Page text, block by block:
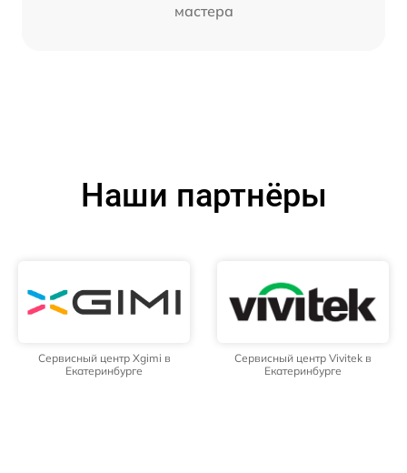
мастера
Наши партнёры
Сервисный центр Xgimi в
Екатеринбурге
Сервисный центр Vivitek в
Екатеринбурге